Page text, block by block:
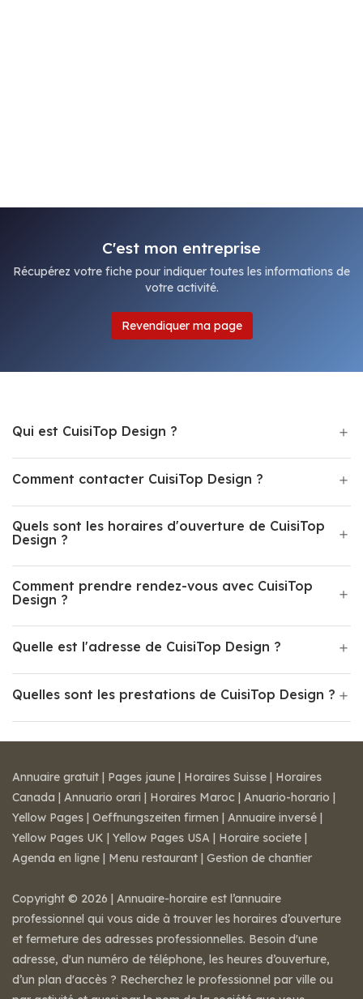
C'est mon entreprise
Récupérez votre fiche pour indiquer toutes les informations de
votre activité.
Revendiquer ma page
Qui est CuisiTop Design ?
Comment contacter CuisiTop Design ?
Quels sont les horaires d'ouverture de CuisiTop
Design ?
Comment prendre rendez-vous avec CuisiTop
Design ?
Quelle est l'adresse de CuisiTop Design ?
Quelles sont les prestations de CuisiTop Design ?
Annuaire gratuit | Pages jaune | Horaires Suisse | Horaires
Canada | Annuario orari | Horaires Maroc | Anuario-horario |
Yellow Pages | Oeffnungszeiten firmen | Annuaire inversé |
Yellow Pages UK | Yellow Pages USA | Horaire societe |
Agenda en ligne | Menu restaurant | Gestion de chantier
Copyright © 2026 | Annuaire-horaire est l’annuaire
professionnel qui vous aide à trouver les horaires d’ouverture
et fermeture des adresses professionnelles. Besoin d'une
adresse, d'un numéro de téléphone, les heures d’ouverture,
d’un plan d'accès ? Recherchez le professionnel par ville ou